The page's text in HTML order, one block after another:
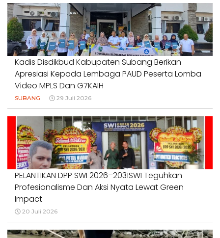
#PENDIDIKANWARTAWAN #SWINASIONAL #SWIJABAR
1 Agustus 2026
Kadis Disdikbud Kabupaten Subang Berikan
Apresiasi Kepada Lembaga PAUD Peserta Lomba
Video MPLS Dan G7KAIH
SUBANG 29 Juli 2026
PELANTIKAN DPP SWI 2026–2031SWI Teguhkan
Profesionalisme Dan Aksi Nyata Lewat Green
Impact
20 Juli 2026